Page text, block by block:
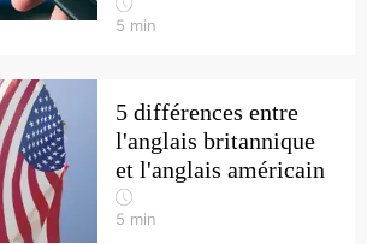
5 min
5 différences entre
l'anglais britannique
et l'anglais américain
5 min